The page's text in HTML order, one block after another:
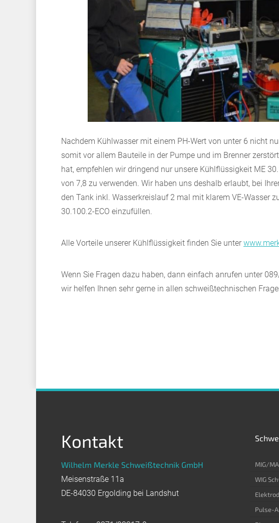
Nachdem Kühlwasser mit einem PH-Wert von unter 6 nicht
somit vor allem Bauteile in der Pumpe und im Brenner
hat, empfehlen wir dringend nur unsere Kühlflüssigkeit ME
von 7,8 zu verwenden. Wir haben uns deshalb erlaubt, bei
den Tank inkl. Wasserkreislauf 2 mal mit klarem VE-Wasser
30.100.2-ECO einzufüllen.
Alle Vorteile unserer Kühlflüssigkeit finden Sie unter
Wenn Sie Fragen dazu haben, dann einfach anrufen unter
wir helfen Ihnen sehr gerne in allen schweißtechnischen
Kontakt
Wilhelm Merkle Schweißtechnik GmbH
Meisenstraße 11a
DE-84030 Ergolding bei Landshut
MIG/
WIG
Pulse-